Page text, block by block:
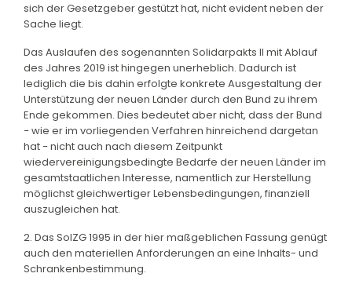
sich der Gesetzgeber gestützt hat, nicht evident neben der
Sache liegt.
Das Auslaufen des sogenannten Solidarpakts II mit Ablauf
des Jahres 2019 ist hingegen unerheblich. Dadurch ist
lediglich die bis dahin erfolgte konkrete Ausgestaltung der
Unterstützung der neuen Länder durch den Bund zu ihrem
Ende gekommen. Dies bedeutet aber nicht, dass der Bund
− wie er im vorliegenden Verfahren hinreichend dargetan
hat − nicht auch nach diesem Zeitpunkt
wiedervereinigungsbedingte Bedarfe der neuen Länder im
gesamtstaatlichen Interesse, namentlich zur Herstellung
möglichst gleichwertiger Lebensbedingungen, finanziell
auszugleichen hat.
2. Das SolZG 1995 in der hier maßgeblichen Fassung genügt
auch den materiellen Anforderungen an eine Inhalts- und
Schrankenbestimmung.